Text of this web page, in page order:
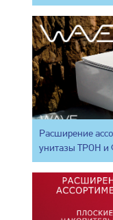
Расширение
унитазы ТРОН и